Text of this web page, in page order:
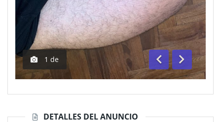
1 de
AnteriorSiguiente
DETALLES DEL ANUNCIO